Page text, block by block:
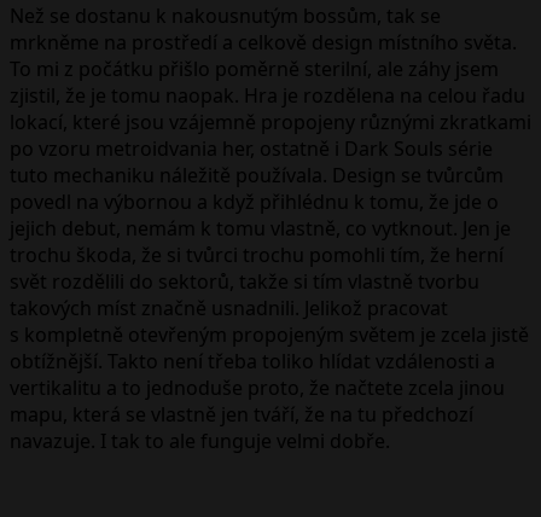
Než se dostanu k nakousnutým bossům, tak se
mrkněme na prostředí a celkově design místního světa.
To mi z počátku přišlo poměrně sterilní, ale záhy jsem
zjistil, že je tomu naopak. Hra je rozdělena na celou řadu
lokací, které jsou vzájemně propojeny různými zkratkami
po vzoru metroidvania her, ostatně i Dark Souls série
tuto mechaniku náležitě používala. Design se tvůrcům
povedl na výbornou a když přihlédnu k tomu, že jde o
jejich debut, nemám k tomu vlastně, co vytknout. Jen je
trochu škoda, že si tvůrci trochu pomohli tím, že herní
svět rozdělili do sektorů, takže si tím vlastně tvorbu
takových míst značně usnadnili. Jelikož pracovat
s kompletně otevřeným propojeným světem je zcela jistě
obtížnější. Takto není třeba toliko hlídat vzdálenosti a
vertikalitu a to jednoduše proto, že načtete zcela jinou
mapu, která se vlastně jen tváří, že na tu předchozí
navazuje. I tak to ale funguje velmi dobře.